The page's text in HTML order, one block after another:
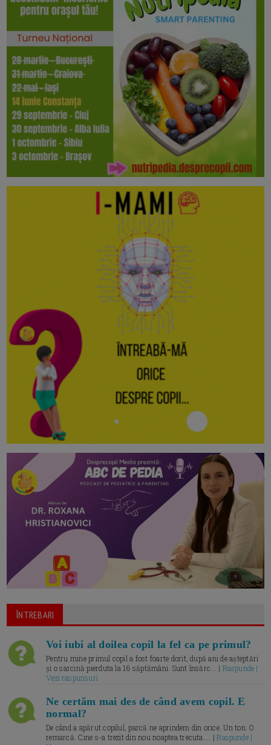
ÎNTREBARI
Voi iubi al doilea copil la fel ca pe primul?
Pentru mine primul copil a fost foarte dorit, după ani de așteptări
și o sarcină pierduta la 16 săptămâni. Sunt însărc... | Raspunde |
Vezi raspunsuri
Ne certăm mai des de când avem copil. E
normal?
De când a apărut copilul, parcă ne aprindem din orice. Un ton. O
remarcă. Cine s-a trezit din nou noaptea trecuta.... |Raspunde |